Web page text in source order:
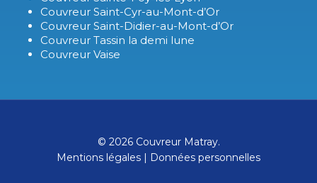
Couvreur Saint-Cyr-au-Mont-d’Or
Couvreur Saint-Didier-au-Mont-d’Or
Couvreur Tassin la demi lune
Couvreur Vaise
© 2026 Couvreur Matray.
Mentions légales | Données personnelles